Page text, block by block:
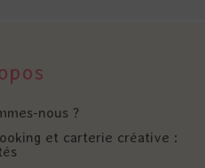
nous ?
et carterie créative :